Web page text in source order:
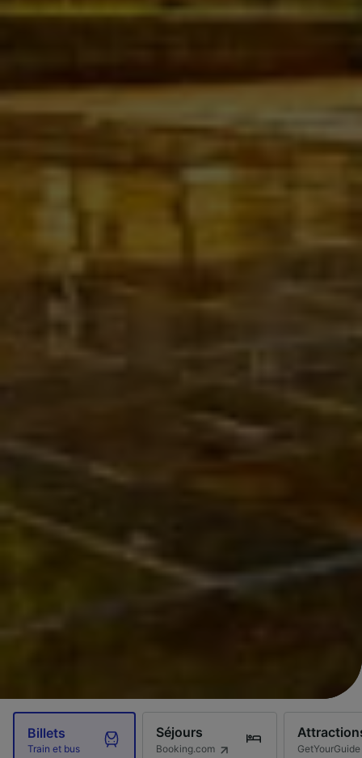
Billets
Train et bus
Séjours
Booking.com GetYourGuide